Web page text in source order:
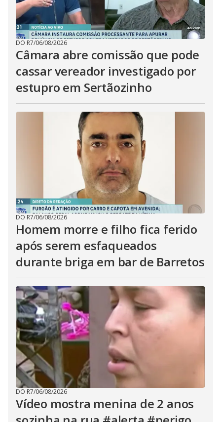
DO R7/06/08/2026
Câmara abre comissão que pode
cassar vereador investigado por
estupro em Sertãozinho
DO R7/06/08/2026
Homem morre e filho fica ferido
após serem esfaqueados
durante briga em bar de Barretos
DO R7/06/08/2026
Vídeo mostra menina de 2 anos